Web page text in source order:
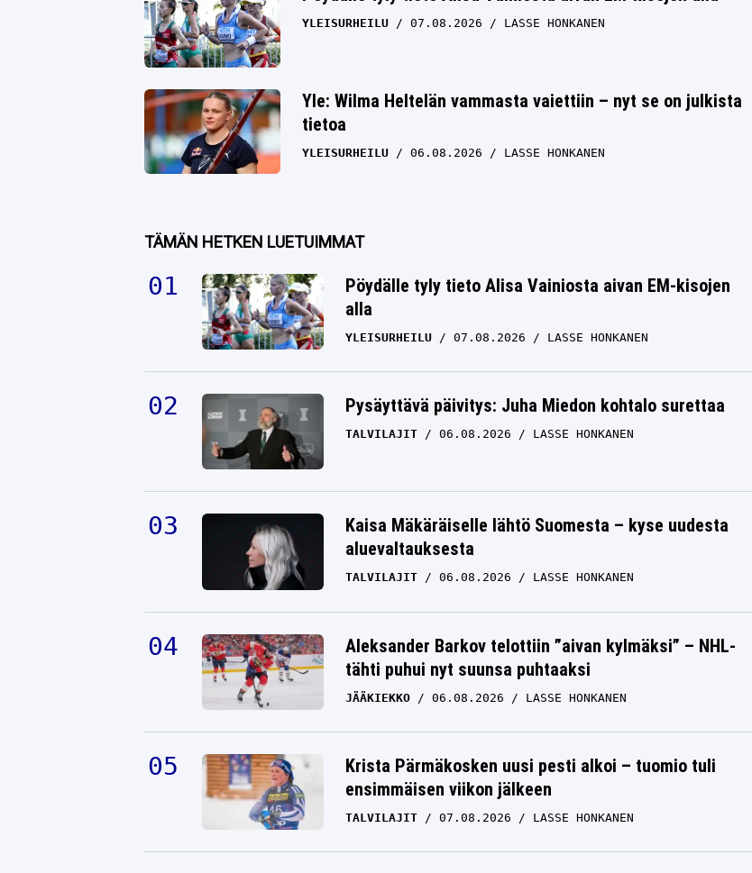
YLEISURHEILU 07.08.2026 LASSE HONKANEN
Yle: Wilma Heltelän vammasta vaiettiin – nyt se on julkista
tietoa
YLEISURHEILU 06.08.2026 LASSE HONKANEN
TÄMÄN HETKEN LUETUIMMAT
Pöydälle tyly tieto Alisa Vainiosta aivan EM-kisojen
alla
YLEISURHEILU 07.08.2026 LASSE HONKANEN
Pysäyttävä päivitys: Juha Miedon kohtalo surettaa
TALVILAJIT 06.08.2026 LASSE HONKANEN
Kaisa Mäkäräiselle lähtö Suomesta – kyse uudesta
aluevaltauksesta
TALVILAJIT 06.08.2026 LASSE HONKANEN
Aleksander Barkov telottiin ”aivan kylmäksi” – NHL-
tähti puhui nyt suunsa puhtaaksi
JÄÄKIEKKO 06.08.2026 LASSE HONKANEN
Krista Pärmäkosken uusi pesti alkoi – tuomio tuli
ensimmäisen viikon jälkeen
TALVILAJIT 07.08.2026 LASSE HONKANEN